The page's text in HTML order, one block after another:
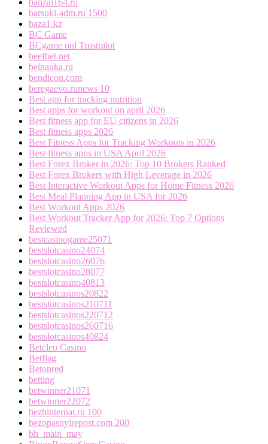
barsuki-adm.ru 1500
baza1.kz
BC Game
BCgame onl Trustpilot
beefbet.net
belnauka.ru
bendicon.com
beregaevo.runews 10
Best app for tracking nutrition
Best apps for workout on april 2026
Best fitness app for EU citizens in 2026
Best fitness apps 2026
Best Fitness Apps for Tracking Workouts in 2026
Best fitness apps in USA April 2026
Best Forex Broker in 2026: Top 10 Brokers Ranked
Best Forex Brokers with High Leverage in 2026
Best Interactive Workout Apps for Home Fitness 2026
Best Meal Planning App in USA for 2026
Best Workout Apps 2026
Best Workout Tracker App for 2026: Top 7 Options
Reviewed
bestcasinogame25071
bestslotcasino24074
bestslotcasino26076
bestslotcasino28077
bestslotcasino40813
bestslotcasinos20822
bestslotcasinos210711
bestslotcasinos220712
bestslotcasinos260716
bestslotcasinos40824
Betcleo Casino
Betflag
Betonred
betting
betwinner21071
betwinner22072
bezhinternat.ru 100
bezopasnyirepost.com 200
bh_main_may